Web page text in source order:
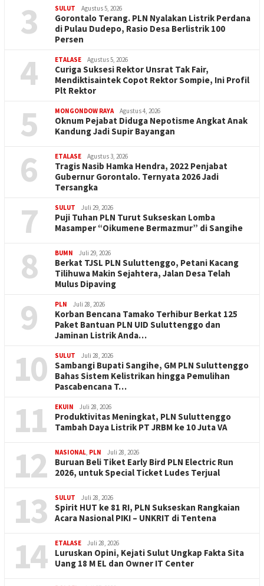
3 SULUT Agustus 5, 2026
Gorontalo Terang. PLN Nyalakan Listrik Perdana
di Pulau Dudepo, Rasio Desa Berlistrik 100
Persen
4 ETALASE Agustus 5, 2026
Curiga Suksesi Rektor Unsrat Tak Fair,
Mendiktisaintek Copot Rektor Sompie, Ini Profil
Plt Rektor
5 MONGONDOW RAYA Agustus 4, 2026
Oknum Pejabat Diduga Nepotisme Angkat Anak
Kandung Jadi Supir Bayangan
6 ETALASE Agustus 3, 2026
Tragis Nasib Hamka Hendra, 2022 Penjabat
Gubernur Gorontalo. Ternyata 2026 Jadi
Tersangka
7 SULUT Juli 29, 2026
Puji Tuhan PLN Turut Sukseskan Lomba
Masamper “Oikumene Bermazmur” di Sangihe
8 BUMN Juli 29, 2026
Berkat TJSL PLN Suluttenggo, Petani Kacang
Tilihuwa Makin Sejahtera, Jalan Desa Telah
Mulus Dipaving
9 PLN Juli 28, 2026
Korban Bencana Tamako Terhibur Berkat 125
Paket Bantuan PLN UID Suluttenggo dan
Jaminan Listrik Anda…
10 SULUT Juli 28, 2026
Sambangi Bupati Sangihe, GM PLN Suluttenggo
Bahas Sistem Kelistrikan hingga Pemulihan
Pascabencana T…
11 EKUIN Juli 28, 2026
Produktivitas Meningkat, PLN Suluttenggo
Tambah Daya Listrik PT JRBM ke 10 Juta VA
12 NASIONAL, PLN Juli 28, 2026
Buruan Beli Tiket Early Bird PLN Electric Run
2026, untuk Special Ticket Ludes Terjual
13 SULUT Juli 28, 2026
Spirit HUT ke 81 RI, PLN Sukseskan Rangkaian
Acara Nasional PIKI – UNKRIT di Tentena
14 ETALASE Juli 28, 2026
Luruskan Opini, Kejati Sulut Ungkap Fakta Sita
Uang 18 M EL dan Owner IT Center